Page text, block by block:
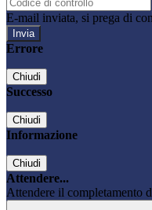
E-mail inviata, si prega di
Errore
Chiudi
Successo
Chiudi
Informazione
Chiudi
Attendere...
Attendere il completamento